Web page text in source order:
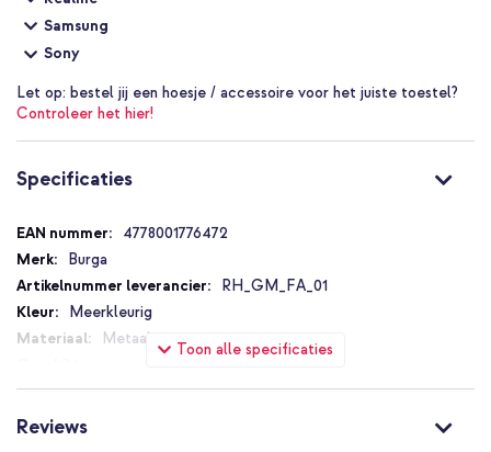
Neer te zetten als standaard voor een handsfree kijkervaring
Wordt geleverd met een ultrasterke plakstrip
Gemakkelijk te bevestigen
Inclusief 1 jaar garantie
Ben jij op zoek naar een handig accessoire waarmee je meer
Ringholder van Burga!
Samsung
Sony
Let op: bestel jij een hoesje / accessoire voor het juiste toestel?
Controleer het hier!
Specificaties
Toon alle specificaties
Specificaties
4778001776472
Burga
RH_GM_FA_01
Meerkleurig
Metaal
Smartphone
Reviews